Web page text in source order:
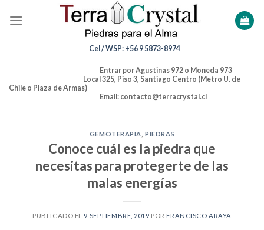
Cel / WSP: +56 9 5873-8974
Entrar por Agustinas 972 o Moneda 973
Local 325, Piso 3, Santiago Centro (Metro U. de
Chile o Plaza de Armas)
Email: contacto@terracrystal.cl
GEMOTERAPIA ,PIEDRAS
Conoce cuál es la piedra que
necesitas para protegerte de las
malas energías
PUBLICADO EL 9 SEPTIEMBRE, 2019 POR FRANCISCO ARAYA